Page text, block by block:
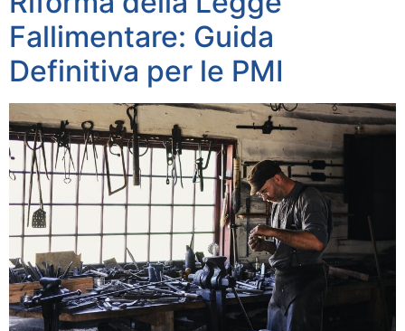
Contattaci
ACCEDI
Fallimentare: Guida
Definitiva per le PMI